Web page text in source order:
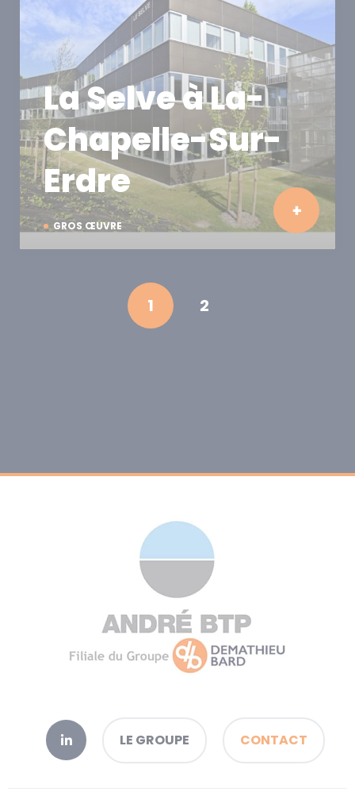
GROS ŒUVRE
La Selve à La-
Chapelle-Sur-
Erdre
1 2
LE GROUPE CONTACT